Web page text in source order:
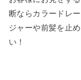
断ならカラードレ
ジャーや前髪を止
い！